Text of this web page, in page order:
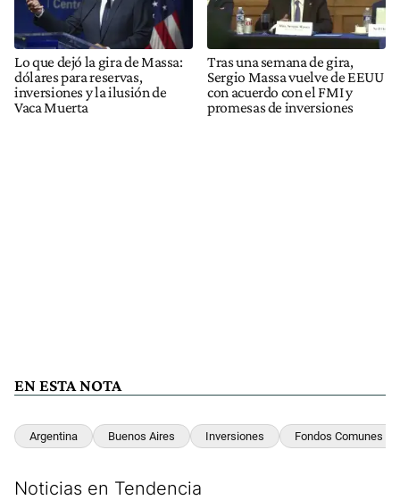
Lo que dejó la gira de Massa:
dólares para reservas,
inversiones y la ilusión de
Vaca Muerta
Tras una semana de gira,
Sergio Massa vuelve de EEUU
con acuerdo con el FMI y
promesas de inversiones
EN ESTA NOTA
Argentina Buenos Aires Inversiones Fondos Comunes E
Noticias en Tendencia